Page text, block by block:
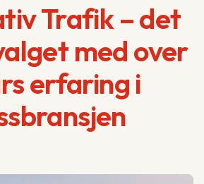
VOGNPARK
OM OSS
KONTAKT
Trafik – det
med over
erfaring i